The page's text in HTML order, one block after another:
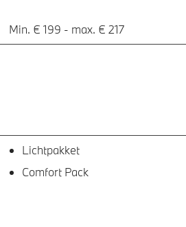
Min. € 199 - max. € 217
Lichtpakket
Comfort Pack